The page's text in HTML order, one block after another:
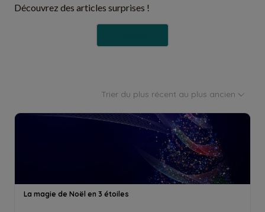
Découvrez des articles surprises !
Trier du plus récent au plus ancien
La magie de Noël en 3 étoiles